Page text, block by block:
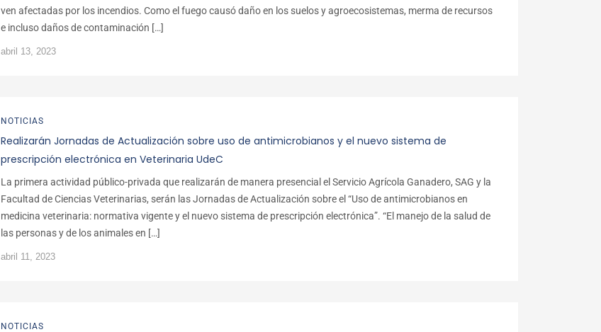
ven afectadas por los incendios. Como el fuego causó daño en los suelos y agroecosistemas, merma de recursos
e incluso daños de contaminación […]
abril 13, 2023
NOTICIAS
Realizarán Jornadas de Actualización sobre uso de antimicrobianos y el nuevo sistema de
prescripción electrónica en Veterinaria UdeC
La primera actividad público-privada que realizarán de manera presencial el Servicio Agrícola Ganadero, SAG y la
Facultad de Ciencias Veterinarias, serán las Jornadas de Actualización sobre el “Uso de antimicrobianos en
medicina veterinaria: normativa vigente y el nuevo sistema de prescripción electrónica”. “El manejo de la salud de
las personas y de los animales en […]
abril 11, 2023
NOTICIAS